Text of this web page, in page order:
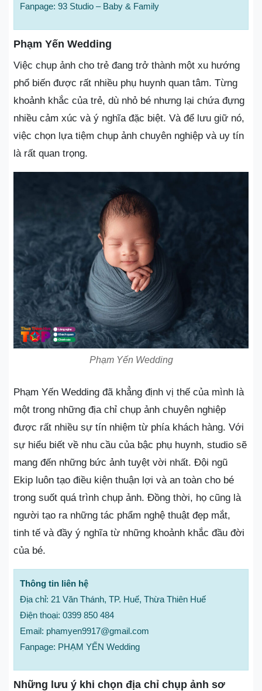
Fanpage: 93 Studio – Baby & Family
Phạm Yến Wedding
Việc chụp ảnh cho trẻ đang trở thành một xu hướng
phổ biến được rất nhiều phụ huynh quan tâm. Từng
khoảnh khắc của trẻ, dù nhỏ bé nhưng lại chứa đựng
nhiều cảm xúc và ý nghĩa đặc biệt. Và để lưu giữ nó,
việc chọn lựa tiệm chụp ảnh chuyên nghiệp và uy tín
là rất quan trọng.
Phạm Yến Wedding
Phạm Yến Wedding đã khẳng định vị thế của mình là
một trong những địa chỉ chụp ảnh chuyên nghiệp
được rất nhiều sự tín nhiệm từ phía khách hàng. Với
sự hiểu biết về nhu cầu của bậc phụ huynh, studio sẽ
mang đến những bức ảnh tuyệt vời nhất. Đội ngũ
Ekip luôn tạo điều kiện thuận lợi và an toàn cho bé
trong suốt quá trình chụp ảnh. Đồng thời, họ cũng là
người tạo ra những tác phẩm nghệ thuật đẹp mắt,
tinh tế và đầy ý nghĩa từ những khoảnh khắc đầu đời
của bé.
Thông tin liên hệ
Địa chỉ: 21 Văn Thánh, TP. Huế, Thừa Thiên Huế
Điện thoại: 0399 850 484
Email: phamyen9917@gmail.com
Fanpage: PHẠM YẾN Wedding
Những lưu ý khi chọn địa chỉ chụp ảnh sơ